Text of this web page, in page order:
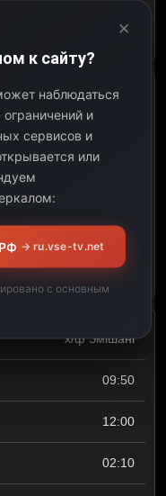
х/ф Управління гнівом
02:00
описание
х/ф Змішані
09:50
12:00
02:10
×
к сайту?
наблюдаться
и
сервисов и
или
→ ru.vse-tv.net
с основным